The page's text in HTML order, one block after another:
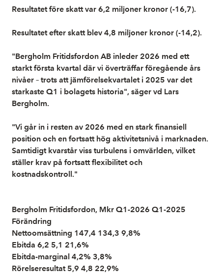
Resultatet före skatt var 6,2 miljoner kronor (-16,7).
Resultatet efter skatt blev 4,8 miljoner kronor (-14,2).
"Bergholm Fritidsfordon AB inleder 2026 med ett
starkt första kvartal där vi överträffar föregående års
nivåer – trots att jämförelsekvartalet i 2025 var det
starkaste Q1 i bolagets historia", säger vd Lars
Bergholm.
"Vi går in i resten av 2026 med en stark finansiell
position och en fortsatt hög aktivitetsnivå i marknaden.
Samtidigt kvarstår viss turbulens i omvärlden, vilket
ställer krav på fortsatt flexibilitet och
kostnadskontroll."
Bergholm Fritidsfordon, Mkr Q1-2026 Q1-2025
Förändring
Nettoomsättning 147,4 134,3 9,8%
Ebitda 6,2 5,1 21,6%
Ebitda-marginal 4,2% 3,8%
Rörelseresultat 5,9 4,8 22,9%